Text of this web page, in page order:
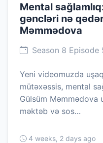
Mental
gəncləri nə
Məmmədova
Season 8 Episode
Yeni videomuzda
mütəxəssis, mental
Gülsüm Məmmədova
məktəb və sos…
4 weeks, 2 days ago